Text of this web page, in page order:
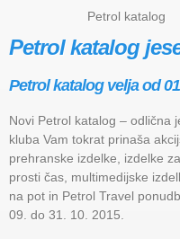
Petrol katalog
Petrol katalog
Petrol katalog velja od
Novi Petrol katalog – odlična
kluba Vam tokrat prinaša
prehranske izdelke, izdelke
prosti čas, multimedijske
na pot in Petrol Travel
09. do 31. 10. 2015.